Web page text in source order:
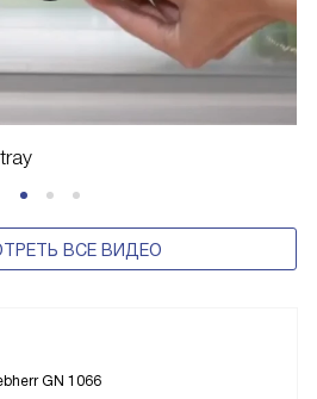
ВСЕ ВИДЕО
GN 1066